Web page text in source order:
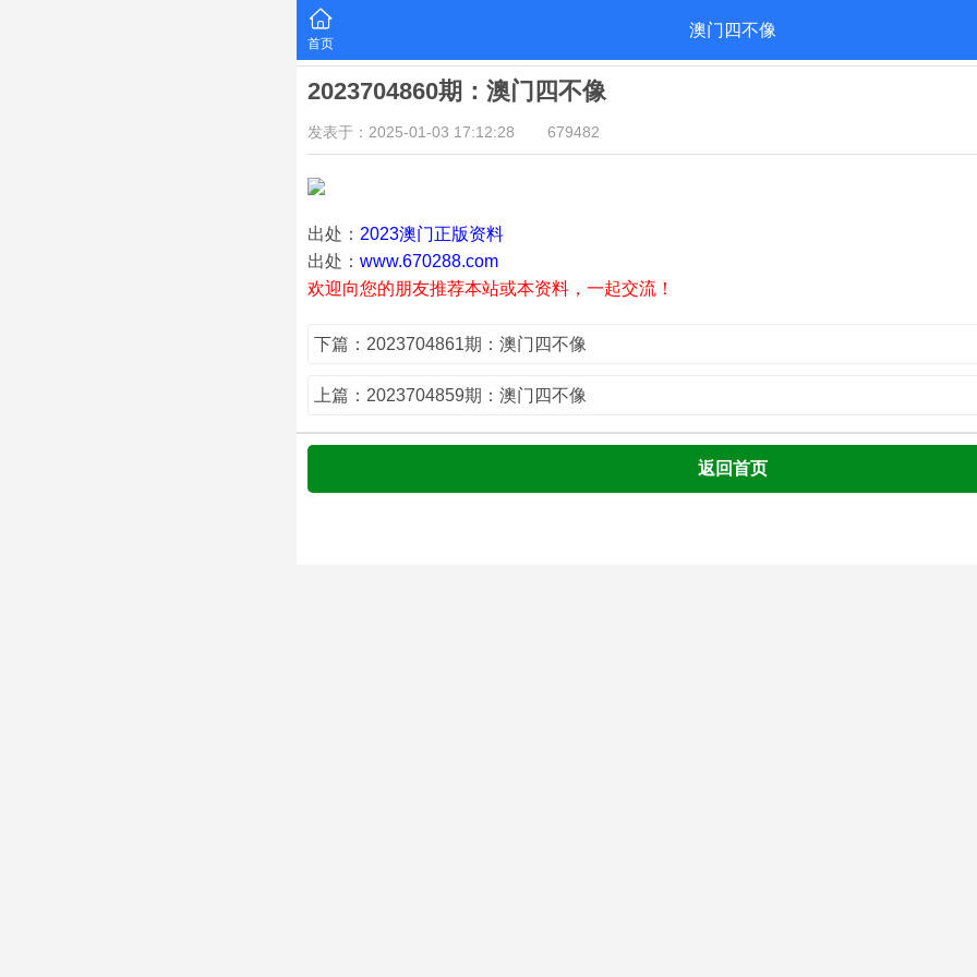
首页
澳门四不像
2023704860期：澳门四不像
发表于：2025-01-03 17:12:28 679482
出处： 2023澳门正版资料
出处： www.670288.com
欢迎向您的朋友推荐本站或本资料，一起交流！
下篇：2023704861期：澳门四不像
上篇：2023704859期：澳门四不像
返回首页